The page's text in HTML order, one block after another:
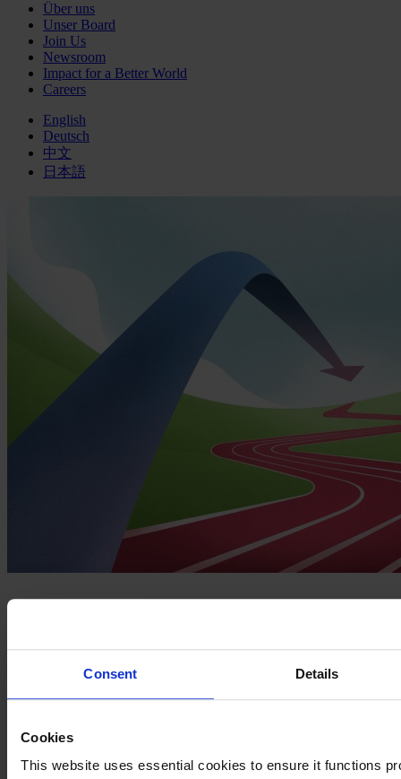
Consent Details
Cookies
This website uses essential cookies to ensure it functions
Über uns
Unser Board
Join Us
Newsroom
Impact for a Better World
Careers
English
Deutsch
中文
日本語
Egon Zehnder meldet starkes
Ergebnis für 2022
Share on LinkedIn Share via Email